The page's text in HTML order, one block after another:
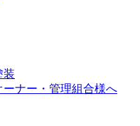
装
ナー・管理組合様へ